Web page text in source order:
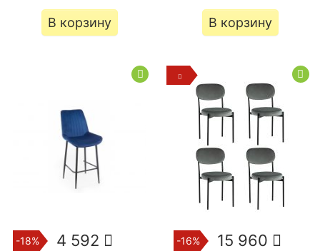
В корзину В корзину
-18% 4 592 -16% 15 960